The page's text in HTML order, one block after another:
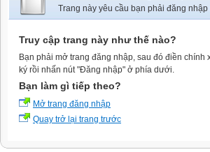
Trang này yêu cầu bạn phải đăng
Truy cập trang này như thế nào?
Bạn phải mở trang đăng nhập, sau đó điền chính
ký rồi nhấn nút "Đăng nhập" ở phía dưới.
Bạn làm gì tiếp theo?
Mở trang đăng nhập
Quay trở lại trang trước